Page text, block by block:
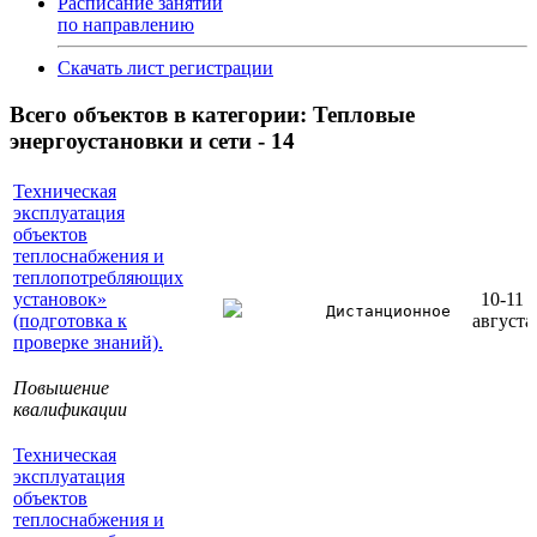
по направлению
Скачать лист регистрации
Всего объектов в категории: Тепловые
энергоустановки и сети - 14
Техническая
эксплуатация
объектов
теплоснабжения и
теплопотребляющих
установок»
(подготовка к
проверке знаний).
Повышение
квалификации
Дистанционное
10-11
августа
Техническая
эксплуатация
объектов
теплоснабжения и